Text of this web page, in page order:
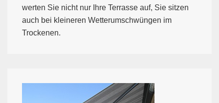
werten Sie nicht nur Ihre Terrasse auf, Sie sitzen
auch bei kleineren Wetterumschwüngen im
Trockenen.